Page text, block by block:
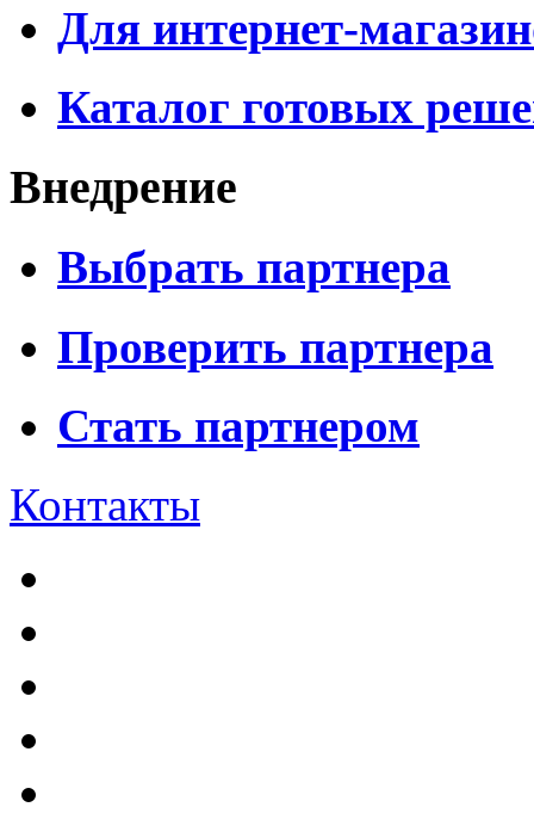
Для интернет-
Каталог готовых
Внедрение
Выбрать партнера
Проверить партнера
Стать партнером
Контакты